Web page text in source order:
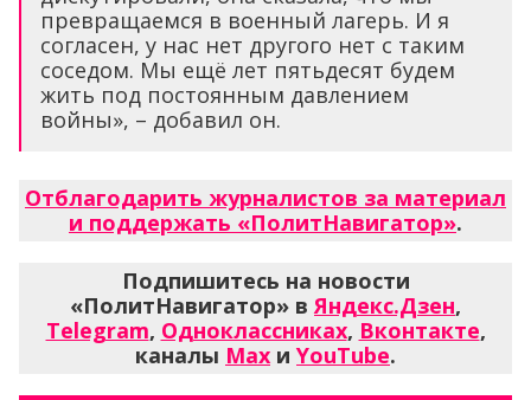
превращаемся в военный лагерь. И я
согласен, у нас нет другого нет с таким
соседом. Мы ещё лет пятьдесят будем
жить под постоянным давлением
войны», – добавил он.
Отблагодарить журналистов за материал
и поддержать «ПолитНавигатор».
Подпишитесь на новости
«ПолитНавигатор» вЯндекс.Дзен,
Telegram, Одноклассниках, Вконтакте,
каналы Max и YouTube.